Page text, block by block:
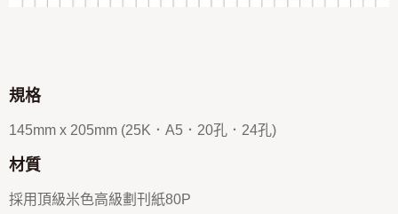
規格
145mm x 205mm (25K．A5．20孔．24孔)
材質
採用頂級米色高級劃刊紙80P